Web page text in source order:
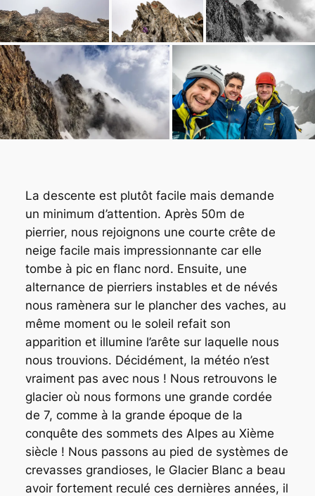
La descente est plutôt facile mais demande
un minimum d’attention. Après 50m de
pierrier, nous rejoignons une courte crête de
neige facile mais impressionnante car elle
tombe à pic en flanc nord. Ensuite, une
alternance de pierriers instables et de névés
nous ramènera sur le plancher des vaches, au
même moment ou le soleil refait son
apparition et illumine l’arête sur laquelle nous
nous trouvions. Décidément, la météo n’est
vraiment pas avec nous ! Nous retrouvons le
glacier où nous formons une grande cordée
de 7, comme à la grande époque de la
conquête des sommets des Alpes au Xième
siècle ! Nous passons au pied de systèmes de
crevasses grandioses, le Glacier Blanc a beau
avoir fortement reculé ces dernières années, il